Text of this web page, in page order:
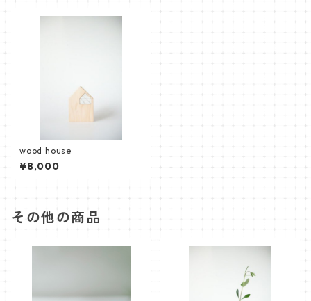
wood house
¥8,000
その他の商品